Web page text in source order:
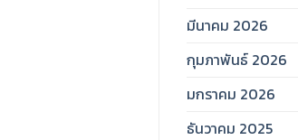
มีนาคม 2026
กุมภาพันธ์ 2026
มกราคม 2026
ธันวาคม 2025